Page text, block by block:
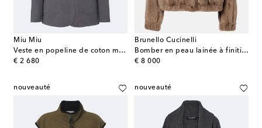
Miu Miu
Veste en popeline de coton mélangé
€ 2 680
original price
Brunello Cucinelli
Bomber en peau lainée à finitions en cachemire
€ 8 000
original price
nouveauté nouveauté